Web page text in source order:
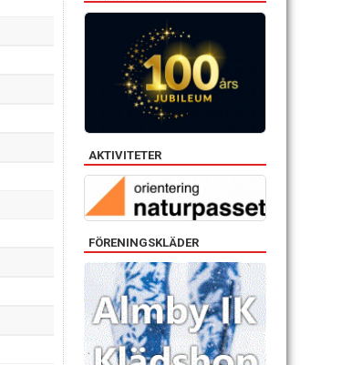
AKTIVITETER
FÖRENINGSKLÄDER